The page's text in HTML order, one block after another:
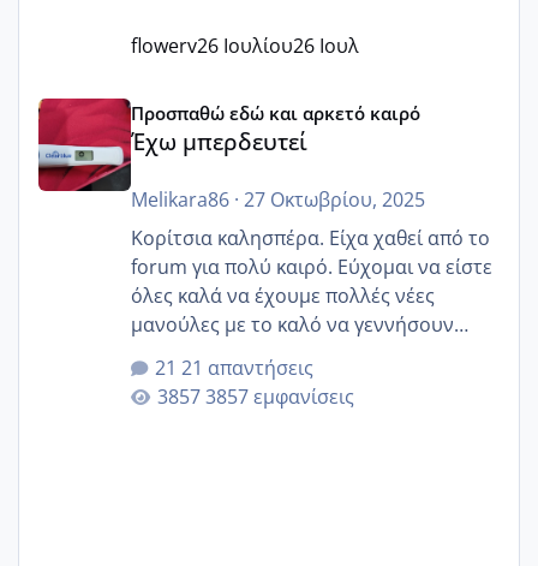
flowerv26 Ιουλίου26 Ιουλ
Έχω μπερδευτεί
Προσπαθώ εδώ και αρκετό καιρό
Έχω μπερδευτεί
Melikara86· 27 Οκτωβρίου, 2025
Κορίτσια καλησπέρα. Είχα χαθεί από το
forum για πολύ καιρό. Εύχομαι να είστε
όλες καλά να έχουμε πολλές νέες
μανούλες με το καλό να γεννήσουν
αυτές που ήδη περιμένουν. Να πάρουν
γερα μωράκια στην αγκαλίτσα τους
🙏🏼🙏🏼 Ας πάμε λοιπόν στο θέμα μου.
21 απαντήσεις
3857 εμφανίσεις